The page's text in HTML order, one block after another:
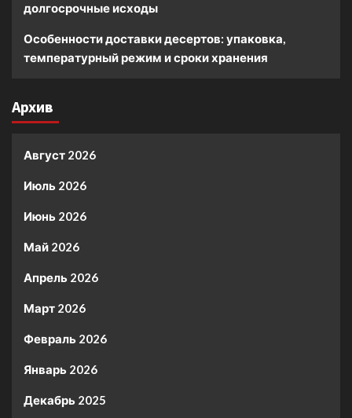
долгосрочные исходы
Особенности доставки десертов: упаковка,
температурный режим и сроки хранения
Архив
Август 2026
Июль 2026
Июнь 2026
Май 2026
Апрель 2026
Март 2026
Февраль 2026
Январь 2026
Декабрь 2025